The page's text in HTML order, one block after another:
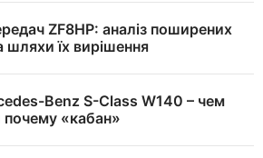
ZF8HP: аналіз поширених
шляхи їх вирішення
Benz S-Class W140 – чем
почему «кабан»